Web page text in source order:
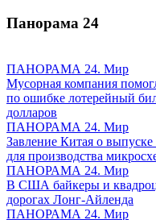
Панорама 24
ПАНОРАМА 24. Мир
Мусорная компания
по ошибке лотерейный
долларов
ПАНОРАМА 24. Мир
Завление Китая о
для производства
ПАНОРАМА 24. Мир
В США байкеры и
дорогах Лонг-Айленда
ПАНОРАМА 24. Мир